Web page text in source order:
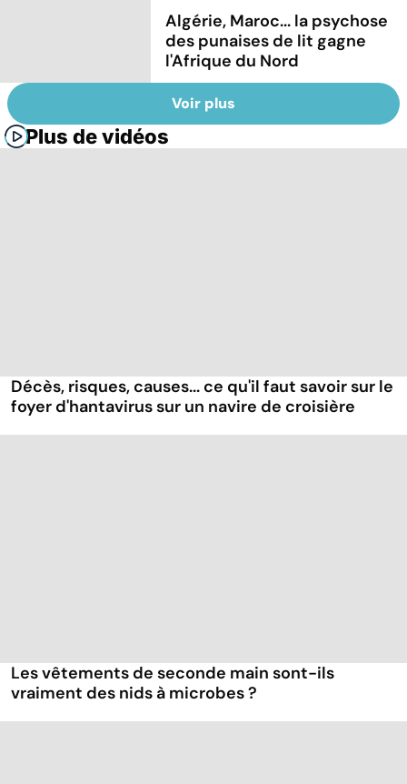
Algérie, Maroc... la psychose
des punaises de lit gagne
l'Afrique du Nord
Voir plus
Plus de vidéos
Décès, risques, causes... ce qu'il faut savoir sur le
foyer d'hantavirus sur un navire de croisière
Les vêtements de seconde main sont-ils
vraiment des nids à microbes ?